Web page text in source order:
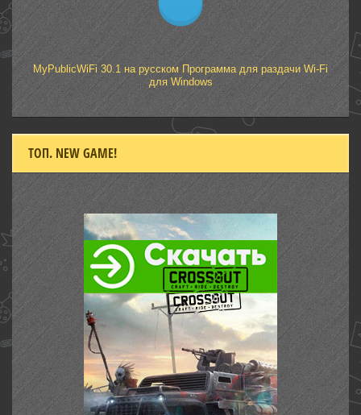
MyPublicWiFi 30.1 на русском Программа для раздачи Wi-Fi
для Windows
ТОП. NEW GAME!